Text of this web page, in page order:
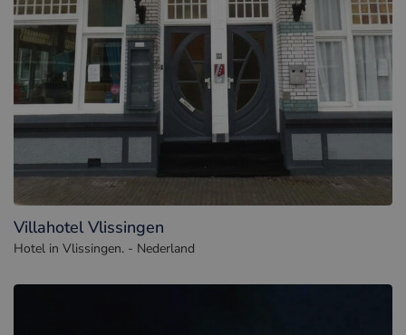
Villahotel Vlissingen
Hotel in Vlissingen. - Nederland